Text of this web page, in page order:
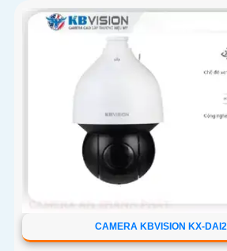
CAMERA KBVISION KX-